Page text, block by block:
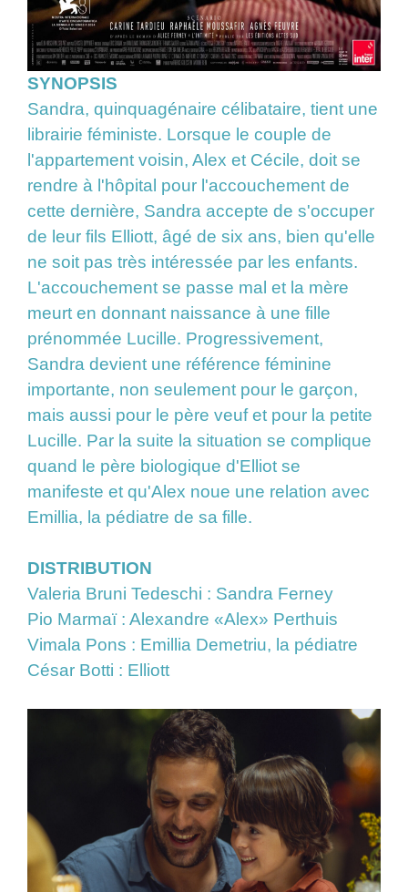
SYNOPSIS
Sandra, quinquagénaire célibataire, tient une
librairie féministe. Lorsque le couple de
l'appartement voisin, Alex et Cécile, doit se
rendre à l'hôpital pour l'accouchement de
cette dernière, Sandra accepte de s'occuper
de leur fils Elliott, âgé de six ans, bien qu'elle
ne soit pas très intéressée par les enfants.
L'accouchement se passe mal et la mère
meurt en donnant naissance à une fille
prénommée Lucille. Progressivement,
Sandra devient une référence féminine
importante, non seulement pour le garçon,
mais aussi pour le père veuf et pour la petite
Lucille. Par la suite la situation se complique
quand le père biologique d'Elliot se
manifeste et qu'Alex noue une relation avec
Emillia, la pédiatre de sa fille.
DISTRIBUTION
Valeria Bruni Tedeschi : Sandra Ferney
Pio Marmaï : Alexandre «Alex» Perthuis
Vimala Pons : Emillia Demetriu, la pédiatre
César Botti : Elliott